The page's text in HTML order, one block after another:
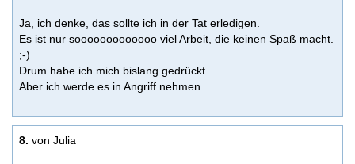
Ja, ich denke, das sollte ich in der Tat erledigen.
Es ist nur sooooooooooooo viel Arbeit, die keinen Spaß macht.
;-)
Drum habe ich mich bislang gedrückt.
Aber ich werde es in Angriff nehmen.
8. von Julia